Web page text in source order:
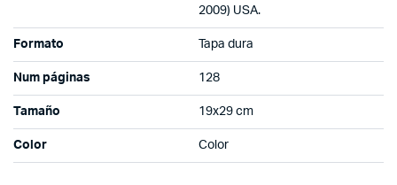
2009) USA.
Formato Tapa dura
Num páginas 128
Tamaño 19x29 cm
Color Color